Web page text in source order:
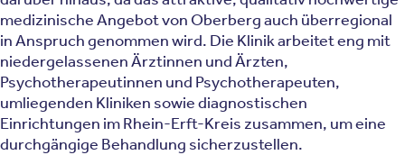
medizinische Angebot von Oberberg auch überregional
in Anspruch genommen wird. Die Klinik arbeitet eng mit
niedergelassenen Ärztinnen und Ärzten,
Psychotherapeutinnen und Psychotherapeuten,
umliegenden Kliniken sowie diagnostischen
Einrichtungen im Rhein-Erft-Kreis zusammen, um eine
durchgängige Behandlung sicherzustellen.